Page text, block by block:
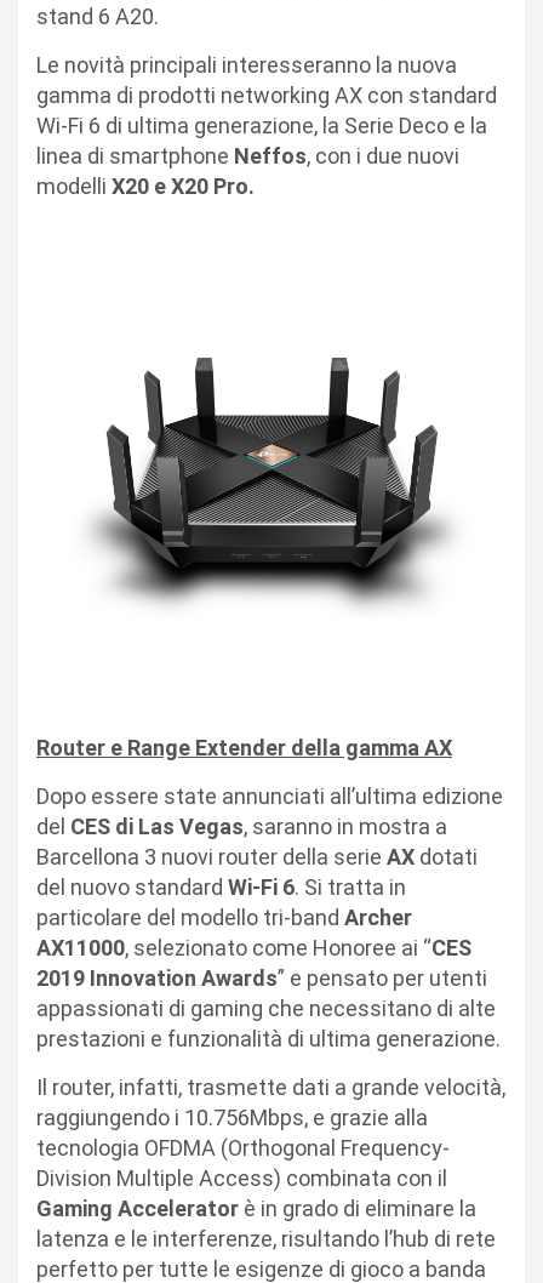
stand 6 A20.
Le novità principali interesseranno la nuova
gamma di prodotti networking AX con standard
Wi-Fi 6 di ultima generazione, la Serie Deco e la
linea di smartphone Neffos, con i due nuovi
modelli X20 e X20 Pro.
Router e Range Extender della gamma AX
Dopo essere state annunciati all’ultima edizione
del CES di Las Vegas, saranno in mostra a
Barcellona 3 nuovi router della serie AX dotati
del nuovo standard Wi-Fi 6. Si tratta in
particolare del modello tri-band Archer
AX11000, selezionato come Honoree ai “CES
2019 Innovation Awards” e pensato per utenti
appassionati di gaming che necessitano di alte
prestazioni e funzionalità di ultima generazione.
Il router, infatti, trasmette dati a grande velocità,
raggiungendo i 10.756Mbps, e grazie alla
tecnologia OFDMA (Orthogonal Frequency-
Division Multiple Access) combinata con il
Gaming Accelerator è in grado di eliminare la
latenza e le interferenze, risultando l’hub di rete
perfetto per tutte le esigenze di gioco a banda